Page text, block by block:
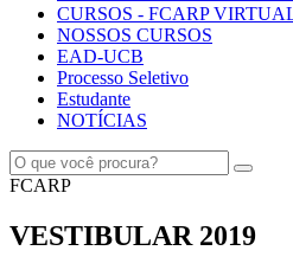
CURSOS - FCARP
NOSSOS CURSOS
EAD-UCB
Processo Seletivo
Estudante
NOTÍCIAS
FCARP
VESTIBULAR 2019